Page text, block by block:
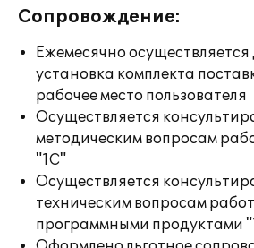
Сопровождение:
Ежемесячно осуществляется
установка комплекта
рабочее место пользователя
Осуществляется
методическим вопросам
"1С"
Осуществляется
техническим вопросам
программными продуктами